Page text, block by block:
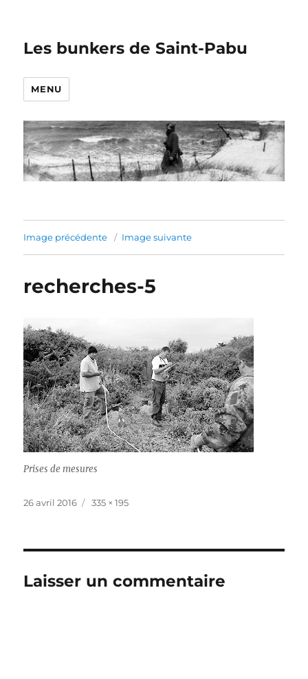
Les bunkers de Saint-Pabu
MENU
Image précédente Image suivante
recherches-5
Prises de mesures
Publié
26 avril 2016
Taille
335 × 195
Laisser un commentaire